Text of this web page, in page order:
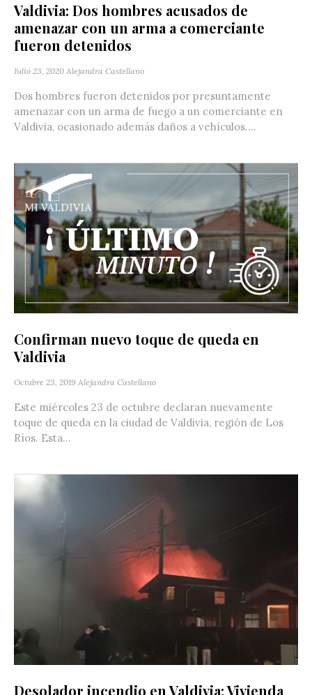
Valdivia: Dos hombres acusados de
amenazar con un arma a comerciante
fueron detenidos
Julio 23, 2020 Alejandra Castellano
Dos hombres fueron detenidos por presuntamente
amenazar con un arma de fuego a un comerciante en
Valdivia, ocasionado además daños a vehículos....
Confirman nuevo toque de queda en
Valdivia
Octubre 23, 2019 Alejandra Castellano
Este miércoles 23 de octubre declaran nuevamente
toque de queda en la ciudad de Valdivia, región de Los
Ríos. Esta...
Desolador incendio en Valdivia: Vivienda